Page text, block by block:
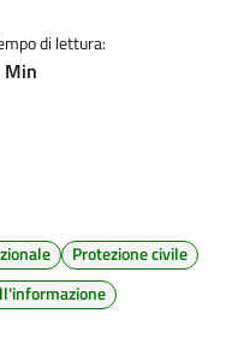
di lettura:
Min
Protezione civile